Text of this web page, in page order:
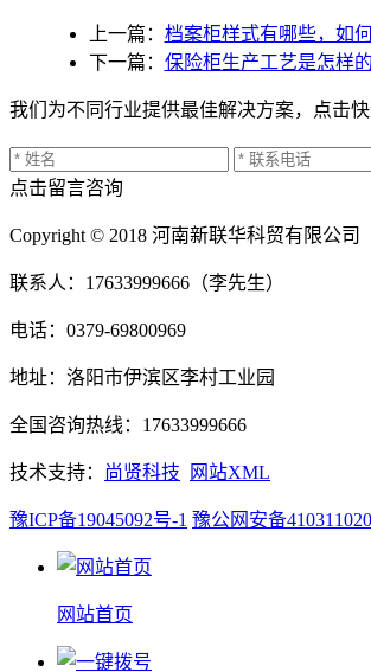
上一篇： 档案柜样式有哪些，如何
下一篇： 保险柜生产工艺是怎样的
我们为不同行业提供最佳解决方案，点击
点击留言咨询
Copyright © 2018 河南新联华科贸有限公司
联系人：17633999666（李先生）
电话：0379-69800969
地址：洛阳市伊滨区李村工业园
全国咨询热线：17633999666
技术支持： 尚贤科技 网站XML
豫ICP备19045092号-1 豫公网安备
网站首页